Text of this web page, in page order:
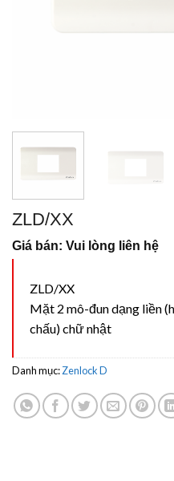
ZLD/XX
Giá bán: Vui lòng liên hệ
ZLD/XX
Mặt 2 mô-đun dạng liền
chấu) chữ nhật
Danh mục:Zenlock D